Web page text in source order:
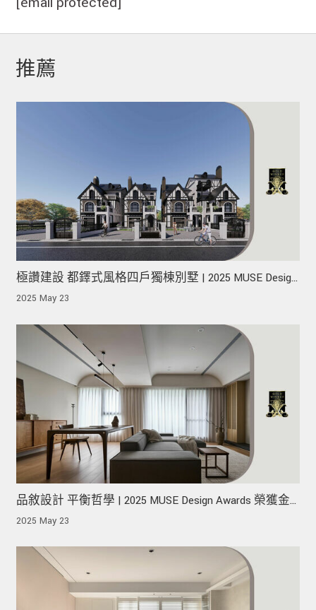
推薦
極讚建設 都鐸式風格四戶獨棟別墅 | 2025 MUSE Design
Awards 榮獲金獎！
2025 May 23
品敘設計 平衡哲學 | 2025 MUSE Design Awards 榮獲金
獎！
2025 May 23